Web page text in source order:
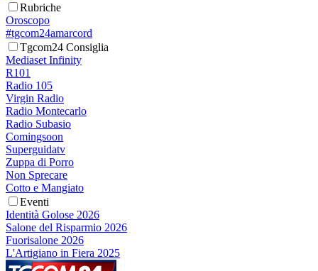
Rubriche
Oroscopo
#tgcom24amarcord
Tgcom24 Consiglia
Mediaset Infinity
R101
Radio 105
Virgin Radio
Radio Montecarlo
Radio Subasio
Comingsoon
Superguidatv
Zuppa di Porro
Non Sprecare
Cotto e Mangiato
Eventi
Identità Golose 2026
Salone del Risparmio 2026
Fuorisalone 2026
L'Artigiano in Fiera 2025